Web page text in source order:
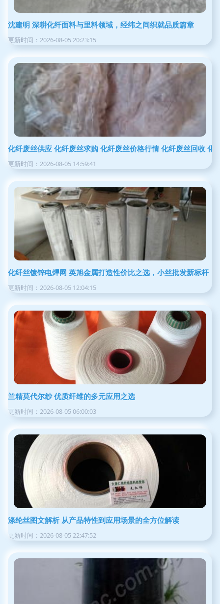
沈建明 深耕化纤面料与里料领域，经纬之间织就品质篇章
更新时间：2026-08-05 20:23:15
化纤废丝供应 化纤废丝求购 化纤废丝价格行情 化纤废丝回收 化
更新时间：2026-08-05 14:59:41
化纤丝镀锌电焊网 英旭金属打造性价比之选，小丝批发新标杆
更新时间：2026-08-05 12:04:15
兰精莫代尔纱 优质纤维的多元应用之选
更新时间：2026-08-05 06:00:03
涤纶丝图文解析 从产品特性到应用场景的全方位解读
更新时间：2026-08-05 22:47:52